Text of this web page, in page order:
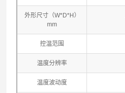
外形尺寸（W*D*H）
mm
控温范围
温度分辨率
温度波动度